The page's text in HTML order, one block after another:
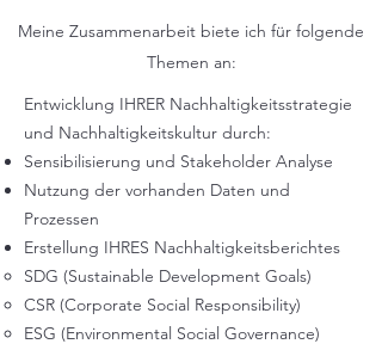
Meine Zusammenarbeit biete ich für folgende
Themen an:
Entwicklung IHRER Nachhaltigkeitsstrategie
und Nachhaltigkeitskultur durch:​
Sensibilisierung und Stakeholder Analyse
Nutzung der vorhanden Daten und
Prozessen
Erstellung IHRES Nachhaltigkeitsberichtes
SDG (Sustainable Development Goals)
CSR (Corporate Social Responsibility)
ESG (Environmental Social Governance)​